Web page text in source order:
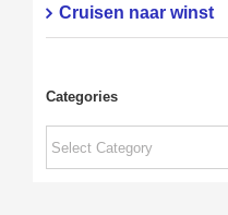
Cruisen naar winst
Categories